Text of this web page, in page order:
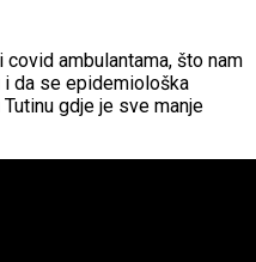
ambulantama, što nam
da se epidemiološka
gdje je sve manje